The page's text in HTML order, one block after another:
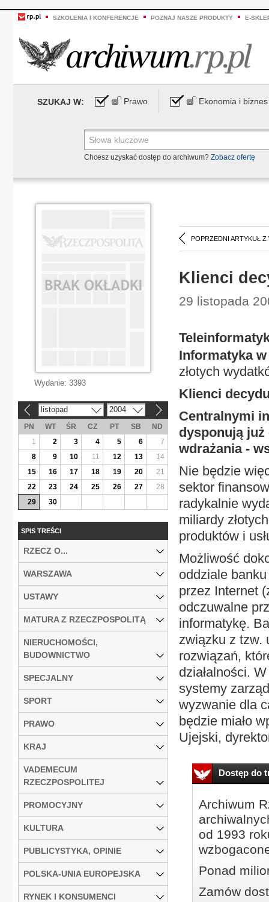
SZKOLENIA I KONFERENCJE POZNAJ NASZE PRODUKTY E-
SZUKAJ W: Prawo Ekonomia i biznes
Chcesz uzyskać dostęp do archiwum? Zobacz ofertę
POPRZEDNI ARTYKUŁ Z
Klienci
29 listopada
Informatyka
złotych
Klienci
Centralnymi
dysponują już
wdrażania -
Nie będzie
sektor
radykalnie
miliardy
produktów i
Możliwość
oddziale
przez Internet
odczuwalne
informatykę.
związku z tzw.
rozwiązań,
działalności.
systemy
wyzwanie dla
będzie miało
Ujejski,
Dostęp do
Archiwum
od 1993
Ponad
Zamów
Wydanie: 3393
listopad 2004
PN WT ŚR CZ PT SB
ND
1
2 3 4 5 6
7
8
9 10 11 12 13
14
15
16 17 18 19 20
21
22
23 24 25 26 27
28
29
30
SPIS TREŚCI
RZECZ O...
WARSZAWA
USTAWY
MATURA Z RZECZPOSPOLITĄ
NIERUCHOMOŚCI,
BUDOWNICTWO
SPECJALNY
SPORT
PRAWO
KRAJ
VADEMECUM
RZECZPOSPOLITEJ
PROMOCYJNY
KULTURA
PUBLICYSTYKA, OPINIE
POLSKA-UNIA EUROPEJSKA
RYNEK I KONSUMENCI